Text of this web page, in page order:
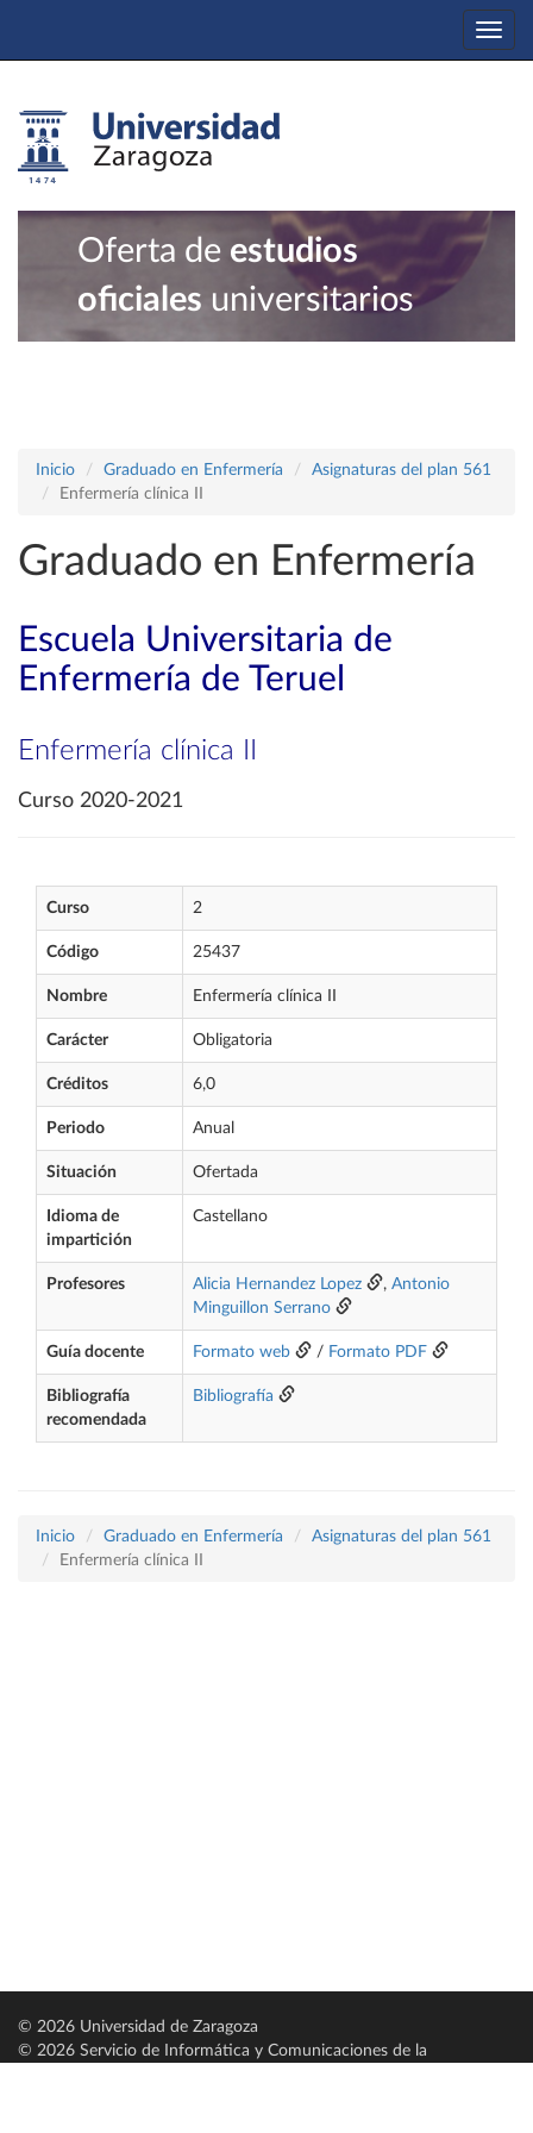
Oferta de estudios
oficiales universitarios
Inicio Graduado en Enfermería
Asignaturas del plan 561
Enfermería clínica II
Graduado en Enfermería
Escuela Universitaria de
Enfermería de Teruel
Enfermería clínica II
Curso 2020-2021
Curso 2
Código 25437
Nombre Enfermería clínica II
Carácter Obligatoria
Créditos 6,0
Periodo Anual
Situación Ofertada
Idioma de
impartición
Castellano
Profesores Alicia Hernandez Lopez , Antonio
Minguillon Serrano
Guía docente Formato web / Formato PDF
Bibliografía
recomendada
Bibliografía
Inicio Graduado en Enfermería
Asignaturas del plan 561
Enfermería clínica II
© 2026 Universidad de Zaragoza
© 2026 Servicio de Informática y Comunicaciones de la